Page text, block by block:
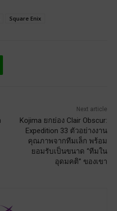
Square Enix
Next article
Kojima ยกย่อง Clair Obscur:
Expedition 33 ตัวอย่างงาน
คุณภาพจากทีมเล็ก พร้อม
ยอมรับเป็นขนาด “ทีมใน
อุดมคติ” ของเขา